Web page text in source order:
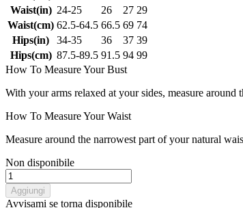
Waist(in) 24-25 26 27 29
Waist(cm) 62.5-64.5 66.5 69 74
Hips(in)
34-35 36 37 39
Hips(cm) 87.5-89.5 91.5 94 99
How To Measure Your Bust
With your arms relaxed at your sides, measure around
How To Measure Your Waist
Measure around the narrowest part of your natural
Non disponibile
Aggiungi
Avvisami se torna disponibile